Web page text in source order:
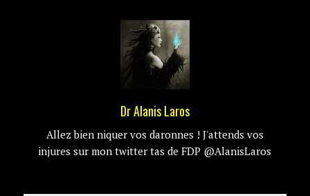
Dr Alanis Laros
Allez bien niquer vos daronnes ! J'attends vos
injures sur mon twitter tas de FDP @AlanisLaros